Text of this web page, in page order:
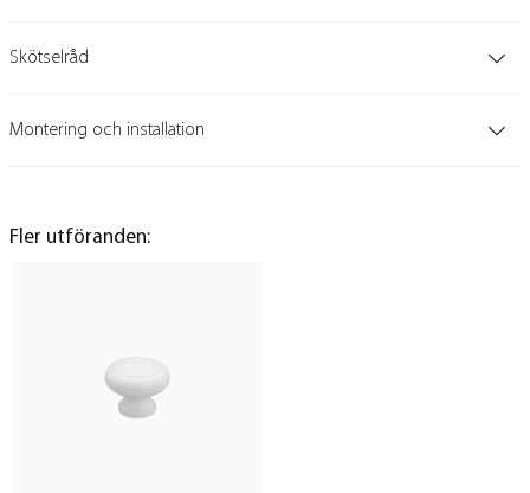
Skötselråd
Montering och installation
Fler utföranden: